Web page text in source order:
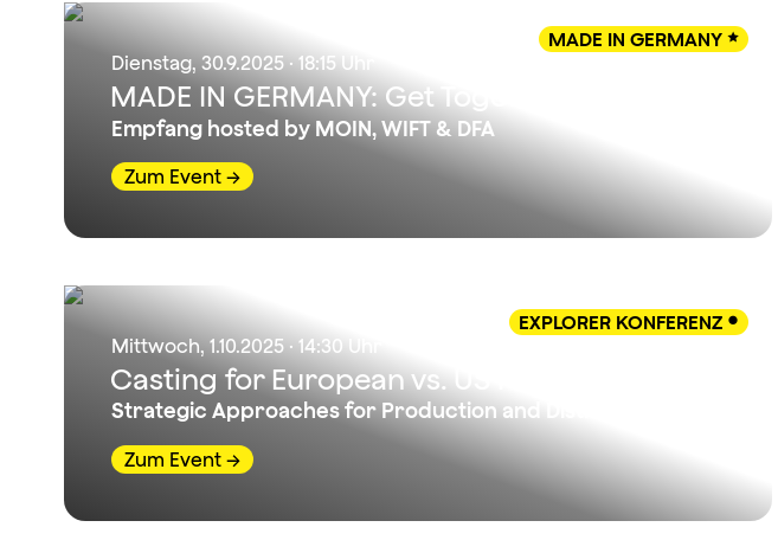
MADE IN GERMANY
Dienstag, 30.9.2025 · 18:15 Uhr
MADE IN GERMANY: Get Together
Empfang hosted by MOIN, WIFT & DFA
Zum Event
EXPLORER KONFERENZ 
Mittwoch, 1.10.2025 · 14:30 Uhr
Casting for European vs. US Films
Strategic Approaches for Production and Distribution
Zum Event